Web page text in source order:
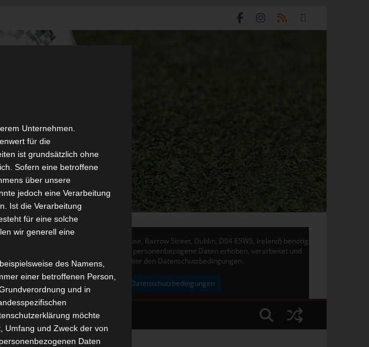
(Google Ireland Limited, Gordon House, Barrow Street, Dublin, D04 E5W5, Ireland) benötigen
Es werden seitens Google Adsense personenbezogene Daten erhoben, verarbeitet und
Welche Daten genau entnehmen Sie bitte den Datenschutzbedingungen.
✓ Erlauben Datenschutzbedingungen
Unternehmen.
für die
ist grundsätzlich ohne
Sofern eine betroffene
über unsere
jedoch eine Verarbeitung
Ist die Verarbeitung
für eine solche
wir generell eine
des Namens,
einer betroffenen Person,
und in
möchte
Umfang und Zweck der von
Daten